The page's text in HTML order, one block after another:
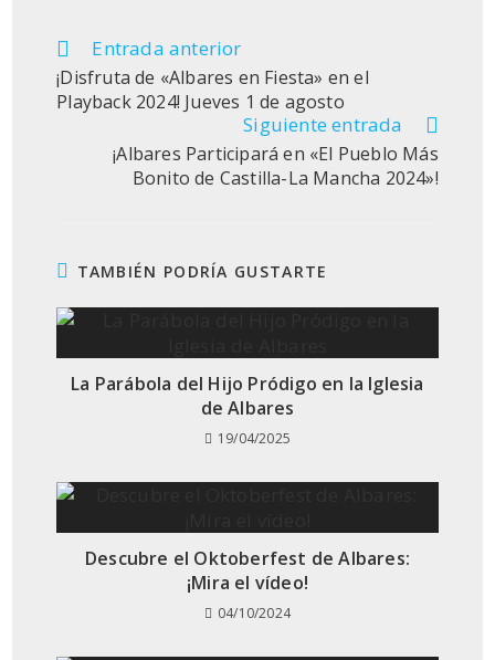
Leer
más
artículos
Entrada anterior
¡Disfruta de «Albares en Fiesta» en el
Playback 2024! Jueves 1 de agosto
Siguiente entrada
¡Albares Participará en «El Pueblo Más
Bonito de Castilla-La Mancha 2024»!
TAMBIÉN PODRÍA GUSTARTE
La Parábola del Hijo Pródigo en la Iglesia
de Albares
19/04/2025
Descubre el Oktoberfest de Albares:
¡Mira el vídeo!
04/10/2024